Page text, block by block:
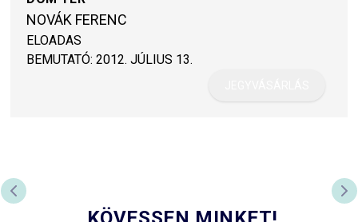
NOVÁK FERENC
ELOADAS
BEMUTATÓ: 2012. JÚLIUS 13.
PREVIOUS SLIDE